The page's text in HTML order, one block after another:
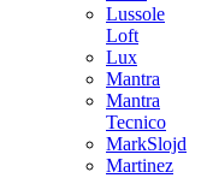
Lussole
Loft
Lux
Mantra
Mantra
Tecnico
MarkSlojd
Martinez